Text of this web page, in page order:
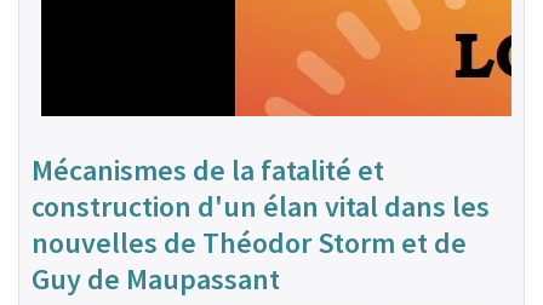
Mécanismes de la fatalité et
construction d'un élan vital dans les
nouvelles de Théodor Storm et de
Guy de Maupassant